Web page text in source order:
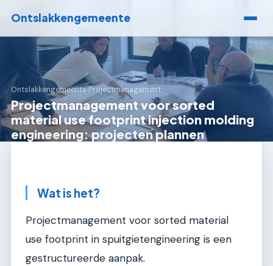
Ontslakkengemeente
Ontslakkengemeente›Projectmanagement
Projectmanagement voor sorted
material use footprint injection molding
engineering: projecten plannen
Wat is het?
Projectmanagement voor sorted material
use footprint in spuitgietengineering is een
gestructureerde aanpak.